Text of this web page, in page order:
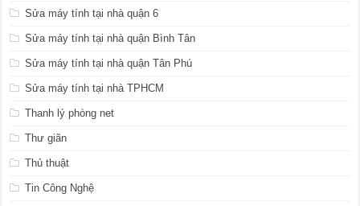
Sửa máy tính tại nhà quận 6
Sửa máy tính tại nhà quận Bình Tân
Sửa máy tính tại nhà quận Tân Phú
Sửa máy tính tại nhà TPHCM
Thanh lý phòng net
Thư giãn
Thủ thuật
Tin Công Nghệ